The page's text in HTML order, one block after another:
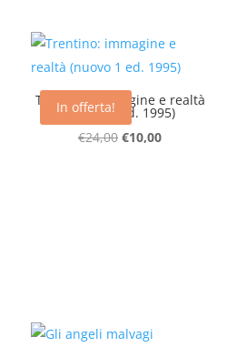
era:
€38,00.
è:
€22,00.
In offerta!
Trentino: immagine e realtà
(nuovo 1 ed. 1995)
€24,00 Il
€10,00Il